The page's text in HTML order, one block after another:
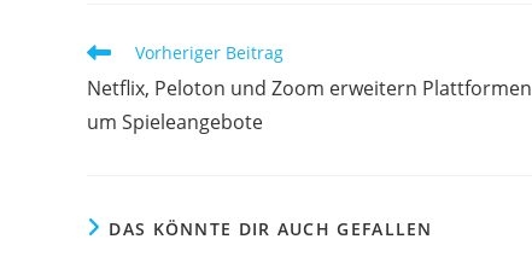
Vorheriger Beitrag
Netflix, Peloton und Zoom erweitern Plattformen
um Spieleangebote
DAS KÖNNTE DIR AUCH GEFALLEN